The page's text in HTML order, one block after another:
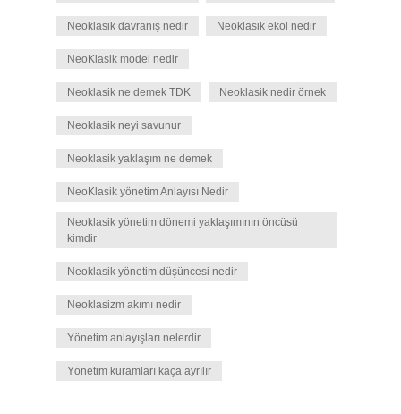
Neoklasik davranış nedir Neoklasik ekol nedir
NeoKlasik model nedir
Neoklasik ne demek TDK Neoklasik nedir örnek
Neoklasik neyi savunur
Neoklasik yaklaşım ne demek
NeoKlasik yönetim Anlayısı Nedir
Neoklasik yönetim dönemi yaklaşımının öncüsü
kimdir
Neoklasik yönetim düşüncesi nedir
Neoklasizm akımı nedir
Yönetim anlayışları nelerdir
Yönetim kuramları kaça ayrılır